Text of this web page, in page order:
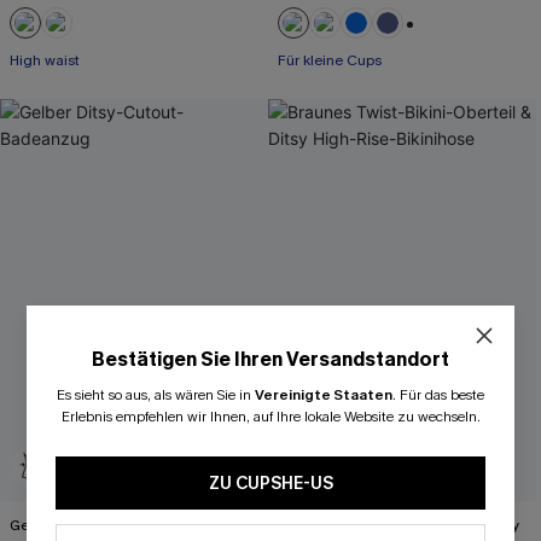
High waist Für kleine Cups
Gelber Ditsy-Cutout-Badeanzug
Braunes Twist-Bikini-Oberteil & Ditsy
Bestätigen Sie Ihren Versandstandort
Es sieht so aus, als wären Sie in Vereinigte Staaten. Für das beste
Erlebnis empfehlen wir Ihnen, auf Ihre lokale Website zu wechseln.
ZU CUPSHE-US